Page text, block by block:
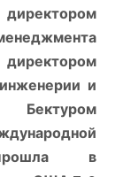
и
Бектуром
в